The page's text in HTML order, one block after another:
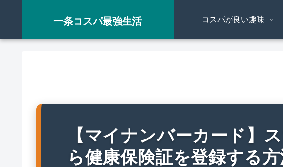
一条コスパ最強生活 コスパが良い趣味
【マイナンバーカード】
ら健康保険証を登録する